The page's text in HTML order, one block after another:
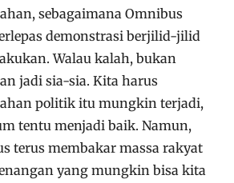
sebagaimana Omnibus
demonstrasi berjilid-jilid
Walau kalah, bukan
jadi sia-sia. Kita harus
politik itu mungkin terjadi,
tentu menjadi baik. Namun,
terus membakar massa rakyat
yang mungkin bisa kita